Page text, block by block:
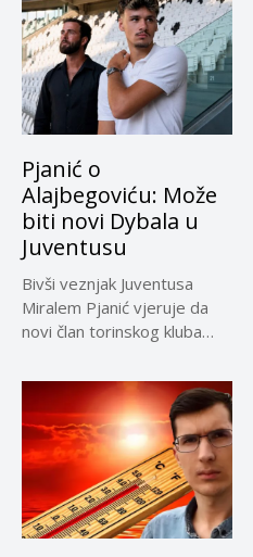
Pjanić o
Alajbegoviću: Može
biti novi Dybala u
Juventusu
Bivši veznjak Juventusa
Miralem Pjanić vjeruje da
novi član torinskog kluba